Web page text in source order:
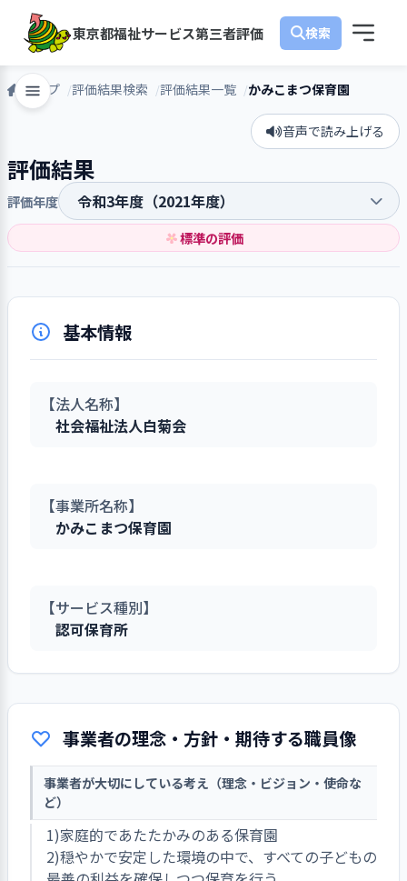
東京都福祉サービス第三者評価
トップ 評価結果検索 評価結果一覧 かみこまつ保育園
音声で読み上げる
評価結果
評価年度
標準の評価
基本情報
【法人名称】
社会福祉法人白菊会
【事業所名称】
かみこまつ保育園
【サービス種別】
認可保育所
事業者の理念・方針・期待する職員像
事業者が大切にしている考え（理念・ビジョン・使命な
ど）
1)家庭的であたたかみのある保育園
2)穏やかで安定した環境の中で、すべての子どもの